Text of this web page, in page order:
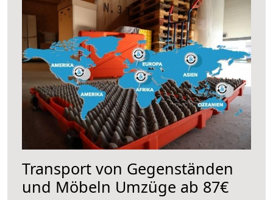
Transport von Gegenständen
und Möbeln Umzüge ab 87€